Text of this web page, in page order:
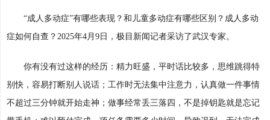
“成人多动症”有哪些表现？和儿童多动症有哪些区别？成人多动
症如何自查？2025年4月9日，极目新闻记者采访了武汉专家。
你有没有过这样的经历：精力旺盛，平时话比较多，思维跳得特
别快，容易打断别人说话；工作时无法集中注意力，认真做一件事情
不超过三分钟就开始走神；做事经常丢三落四，不是掉钥匙就是忘记